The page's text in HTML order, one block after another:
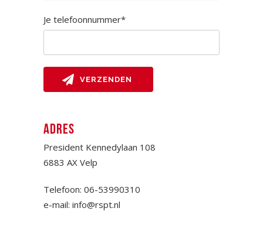
Je telefoonnummer*
ADRES
President Kennedylaan 108
6883 AX Velp
Telefoon: 06-53990310
e-mail: info@rspt.nl